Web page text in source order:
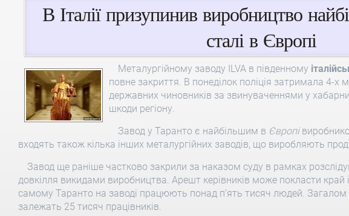
В Італії призупинив виробництво
сталі в Європі
Металургійному заводу ILVA в південному
повне закриття. В понеділок поліція затримала 4-х
державних чиновників за звинуваченнями у
шкоди регіону.
Завод у Таранто є найбільшим в Європі
входять також кілька інших металургійних заводів, що виробляють
Завод ще раніше частково закрили за наказом суду в рамках
довкілля викидами виробництва. Арешт керівників може покласти
самому Таранто на заводі працюють понад п’ять тисяч людей. Загалом
залежать 25 тисяч працівників.